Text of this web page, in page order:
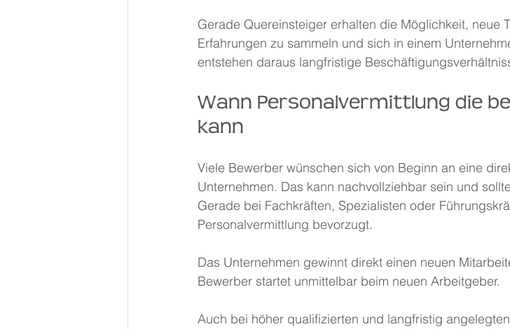
Gerade Quereinsteiger erhalten die Möglichkeit, neue
Erfahrungen zu sammeln und sich in einem
entstehen daraus langfristige
Wann Personalvermittlung die
kann
Viele Bewerber wünschen sich von Beginn an eine
Unternehmen. Das kann nachvollziehbar sein und
Gerade bei Fachkräften, Spezialisten oder
Personalvermittlung bevorzugt.
Das Unternehmen gewinnt direkt einen neuen
Bewerber startet unmittelbar beim neuen Arbeitgeber.
Auch bei höher qualifizierten und langfristig